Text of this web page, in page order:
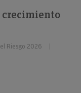
crecimiento
Riesgo 2026